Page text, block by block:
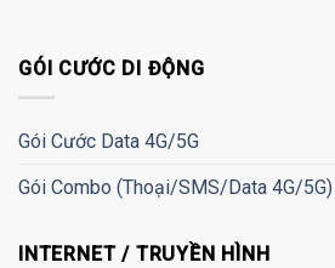
GÓI CƯỚC DI ĐỘNG
Gói Cước Data 4G/5G
Gói Combo (Thoại/SMS/Data 4G/5G)
INTERNET / TRUYỀN HÌNH